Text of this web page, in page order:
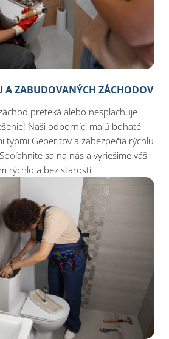
A ZABUDOVANÝCH ZÁCHODOV
preteká alebo nesplachuje
Naši odborníci majú bohaté
typmi Geberitov a zabezpečia rýchlu
sa na nás a vyriešime váš
rýchlo a bez starostí.